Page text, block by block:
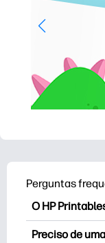
Perguntas
O HP
O HP
Preciso de